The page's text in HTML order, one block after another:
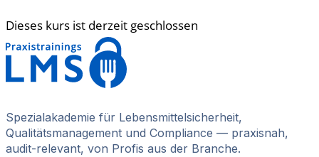
Dieses kurs ist derzeit geschlossen
Spezialakademie für Lebensmittelsicherheit,
Qualitätsmanagement und Compliance — praxisnah,
audit-relevant, von Profis aus der Branche.